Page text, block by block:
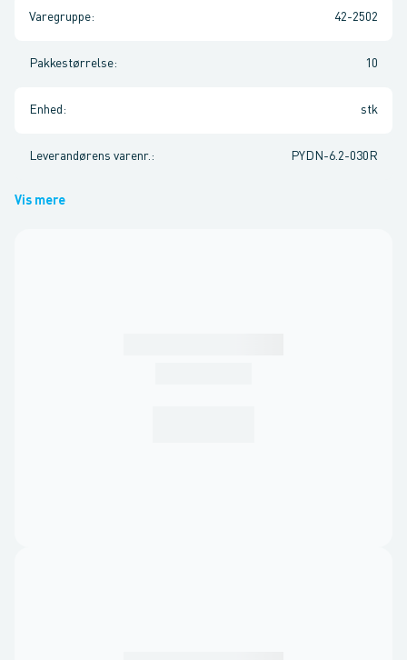
Varegruppe: 42-2502
Pakkestørrelse: 10
Enhed : stk
Leverandørens varenr. : PYDN-6.2-030R
Vis mere